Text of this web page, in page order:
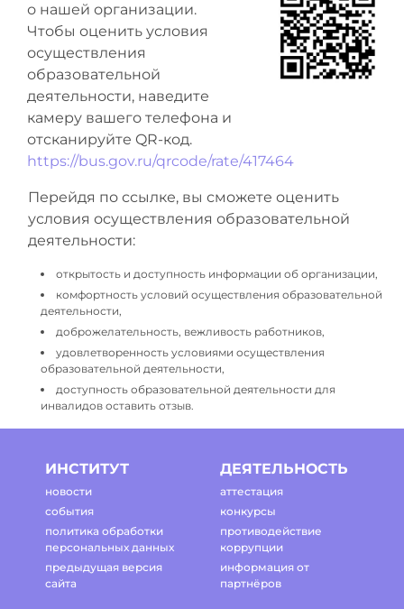
о нашей организации.
Чтобы оценить условия
осуществления
образовательной
деятельности, наведите
камеру вашего телефона и
отсканируйте QR-код.
https://bus.gov.ru/qrcode/rate/417464
Перейдя по ссылке, вы сможете оценить
условия осуществления образовательной
деятельности:
открытость и доступность информации об организации,
комфортность условий осуществления образовательной
деятельности,
доброжелательность, вежливость работников,
удовлетворенность условиями осуществления
образовательной деятельности,
доступность образовательной деятельности для
инвалидов оставить отзыв.
ИНСТИТУТ
новости
события
политика обработки
персональных данных
предыдущая версия
сайта
ДЕЯТЕЛЬНОСТЬ
аттестация
конкурсы
противодействие
коррупции
информация от
партнёров